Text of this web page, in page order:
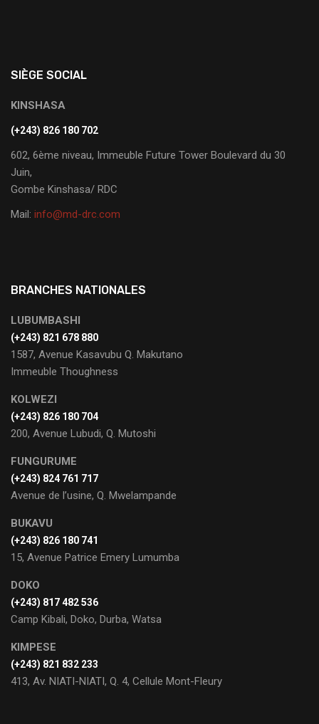
SIÈGE SOCIAL
KINSHASA
(+243) 826 180 702
602, 6ème niveau, Immeuble Future Tower Boulevard du 30
Juin,
Gombe Kinshasa/ RDC
Mail: info@md-drc.com
BRANCHES NATIONALES
LUBUMBASHI
‭(+243) 821 678 880
1587, Avenue Kasavubu Q. Makutano
Immeuble Thoughness
KOLWEZI
(+243) 826 180 704
200, Avenue Lubudi, Q. Mutoshi
FUNGURUME
(+243) 824 761 717
Avenue de l’usine, Q. Mwelampande
BUKAVU
(+243) 826 180 741
15, Avenue Patrice Emery Lumumba
DOKO
(+243) 817 482 536
Camp Kibali, Doko, Durba, Watsa
KIMPESE
(+243) 821 832 233
413, Av. NIATI-NIATI, Q. 4, Cellule Mont-Fleury